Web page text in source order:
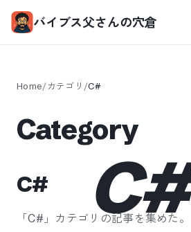
バイブス父さんの穴倉
Home/カテゴリ /C#
C#
Category
C#
「C# 」カテゴリの記事を集めた。